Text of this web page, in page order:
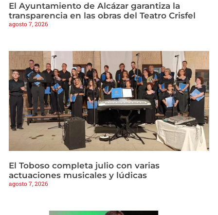
El Ayuntamiento de Alcázar garantiza la
transparencia en las obras del Teatro Crisfel
agosto 7, 2026
El Toboso completa julio con varias
actuaciones musicales y lúdicas
agosto 7, 2026